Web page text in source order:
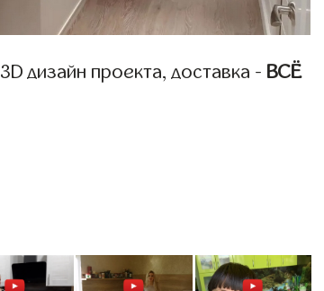
дизайн проекта, доставка - ВСЁ